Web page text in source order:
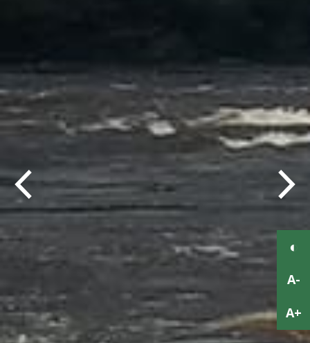
Previous Next